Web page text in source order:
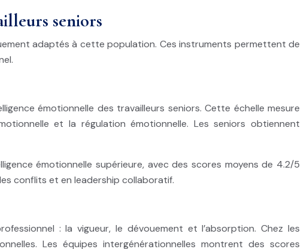
seniors
adaptés à cette population. Ces instruments permettent de
émotionnelle des travailleurs seniors. Cette échelle mesure
et la régulation émotionnelle. Les seniors obtiennent
émotionnelle supérieure, avec des scores moyens de 4.2/5
conflits et en leadership collaboratif.
: la vigueur, le dévouement et l’absorption. Chez les
Les équipes intergénérationnelles montrent des scores